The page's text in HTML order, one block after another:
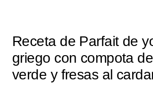
Receta de Parfait de
griego con compota
verde y fresas al